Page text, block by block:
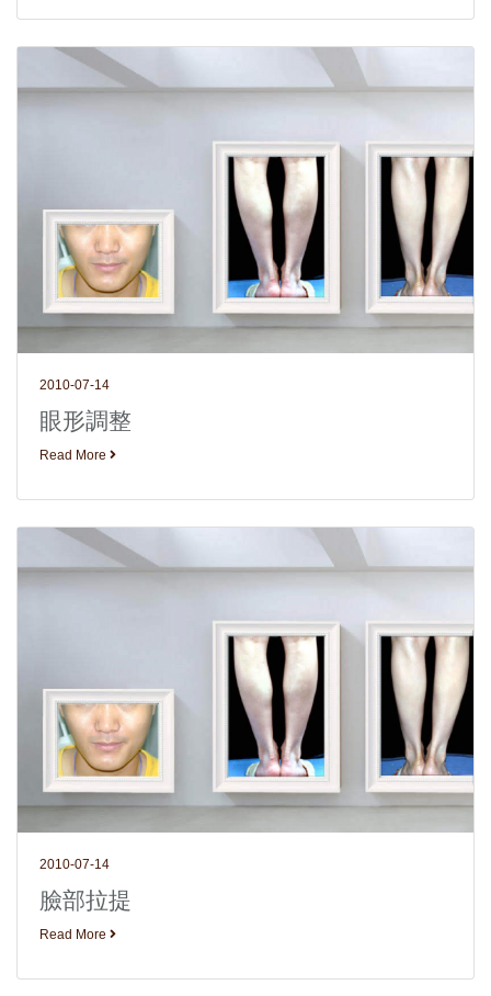
2010-07-14
眼形調整
Read More
2010-07-14
臉部拉提
Read More